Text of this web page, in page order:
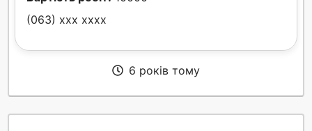
(063) xxx xxxx
6 років тому